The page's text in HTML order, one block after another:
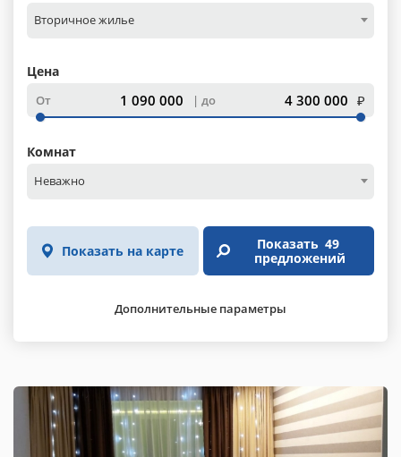
Вторичное жилье
Цена
От до ₽
Комнат
Неважно
Показать на карте Показать 49
предложений
Дополнительные параметры